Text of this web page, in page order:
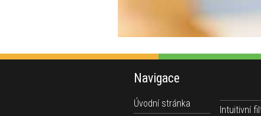
Navigace
Úvodní stránka
Intuitivní